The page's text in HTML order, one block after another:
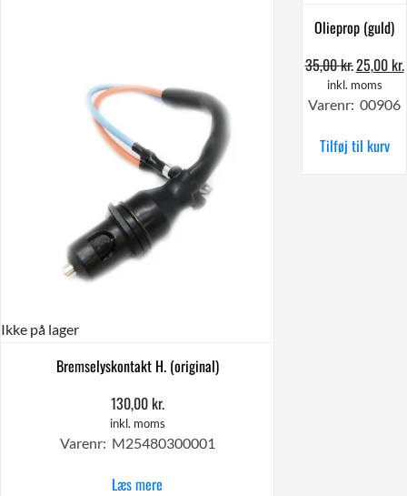
Ikke på lager
Bremselyskontakt H. (original)
130,00kr.
inkl. moms
Varenr: M25480300001
Læs mere
Olieprop (guld)
35,00kr.Den
pris
35,00
25,00kr.
inkl. moms
Varenr: 00906
Tilføj til kurv